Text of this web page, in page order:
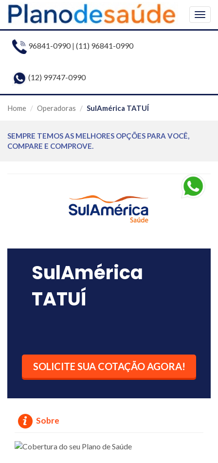
96841-0990| (11) 96841-0990
(12) 99747-0990
Home Operadoras SulAmérica TATUÍ
SEMPRE TEMOS AS MELHORES OPÇÕES PARA VOCÊ,
COMPARE E COMPROVE.
SulAmérica
TATUÍ
SOLICITE SUA COTAÇÃO AGORA!
Sobre